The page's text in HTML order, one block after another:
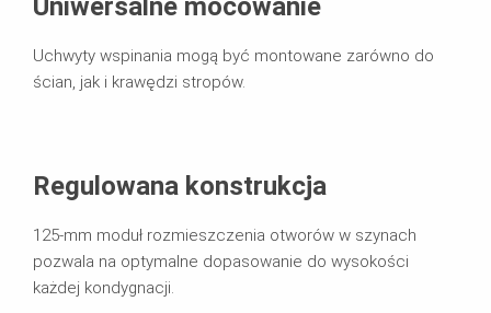
Uniwersalne mocowanie
Uchwyty wspinania mogą być montowane zarówno do
ścian, jak i krawędzi stropów.
Regulowana konstrukcja
125-mm moduł rozmieszczenia otworów w szynach
pozwala na optymalne dopasowanie do wysokości
każdej kondygnacji.